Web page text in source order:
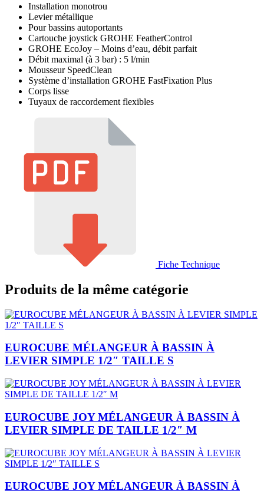
Installation monotrou
Levier métallique
Pour bassins autoportants
Cartouche joystick GROHE FeatherControl
GROHE EcoJoy – Moins d’eau, débit parfait
Débit maximal (à 3 bar) : 5 l/min
Mousseur SpeedClean
Système d’installation GROHE FastFixation Plus
Corps lisse
Tuyaux de raccordement flexibles
Fiche Technique
Produits de la même catégorie
EUROCUBE MÉLANGEUR À BASSIN À
LEVIER SIMPLE 1/2″ TAILLE S
EUROCUBE JOY MÉLANGEUR À BASSIN À
LEVIER SIMPLE DE TAILLE 1/2″ M
EUROCUBE JOY MÉLANGEUR À BASSIN À